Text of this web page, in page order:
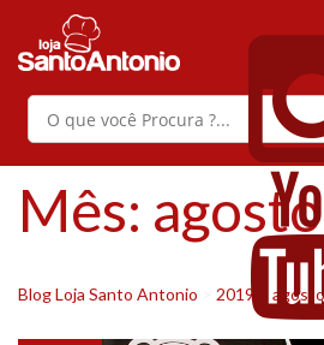
Mês:
Blog Loja Santo Antonio 2019 agosto